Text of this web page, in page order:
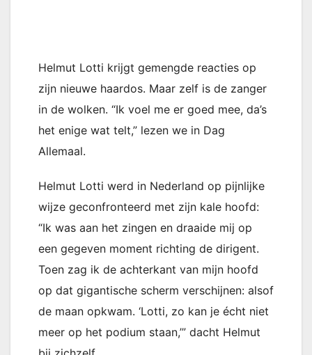
Helmut Lotti krijgt gemengde reacties op
zijn nieuwe haardos. Maar zelf is de zanger
in de wolken. “Ik voel me er goed mee, da’s
het enige wat telt,” lezen we in Dag
Allemaal.
Helmut Lotti werd in Nederland op pijnlijke
wijze geconfronteerd met zijn kale hoofd:
“Ik was aan het zingen en draaide mij op
een gegeven moment richting de dirigent.
Toen zag ik de achterkant van mijn hoofd
op dat gigantische scherm verschijnen: alsof
de maan opkwam. ‘Lotti, zo kan je écht niet
meer op het podium staan,’” dacht Helmut